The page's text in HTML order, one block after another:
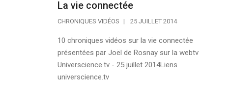
La vie connectée
CHRONIQUES VIDÉOS 25 JUILLET 2014
10 chroniques vidéos sur la vie connectée
présentées par Joël de Rosnay sur la webtv
Universcience.tv - 25 juillet 2014Liens
universcience.tv